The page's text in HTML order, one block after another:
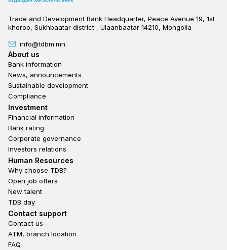
Trade and Development Bank Headquarter, Peace Avenue 19, 1st
khoroo, Sukhbaatar district , Ulaanbaatar 14210, Mongolia
info@tdbm.mn
Footer
About us
Bank information
News, announcements
Sustainable development
Compliance
Footer third
Investment
Financial information
Bank rating
Corporate governance
Investors relations
Footer second
Human Resources
Why choose TDB?
Open job offers
New talent
TDB day
Footer fourth
Contact support
Contact us
ATM, branch location
FAQ